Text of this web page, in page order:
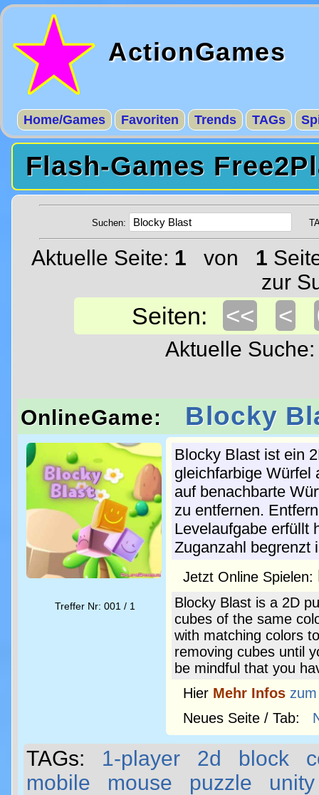
ActionGames
Home/Games Favoriten Trends TAGs
Flash-Games
Suchen:
Aktuelle Seite: 1 von 1
zur
Seiten: << <
Aktuelle
OnlineGame: Blocky
Treffer Nr: 001 / 1
Blocky Blast ist ein
gleichfarbige Würfel
auf benachbarte
zu entfernen.
Levelaufgabe erfüllt
Zuganzahl begrenzt
Jetzt Online Spielen:
Blocky Blast is a 2D
cubes of the same
with matching colors
removing cubes until
be mindful that you
Hier Mehr Infos
Neues Seite / Tab:
TAGs: 1-player 2d block
mobile
mouse puzzle unity